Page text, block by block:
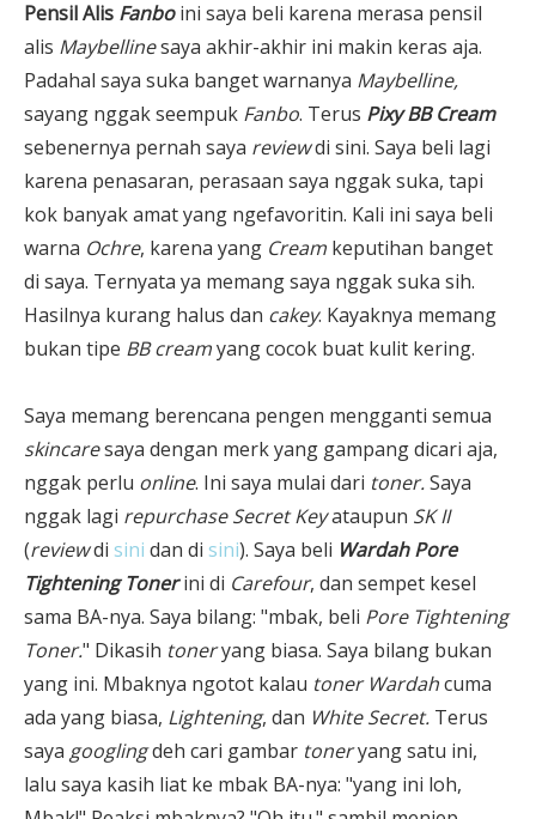
Pensil Alis Fanboini saya beli karena merasa pensil
alis Maybellinesaya akhir-akhir ini makin keras aja.
Padahal saya suka banget warnanya Maybelline,
sayang nggak seempuk Fanbo. Terus Pixy BB Cream
sebenernya pernah saya reviewdi sini. Saya beli lagi
karena penasaran, perasaan saya nggak suka, tapi
kok banyak amat yang ngefavoritin. Kali ini saya beli
warna Ochre, karena yang Cream keputihan banget
di saya. Ternyata ya memang saya nggak suka sih.
Hasilnya kurang halus dan cakey. Kayaknya memang
bukan tipe BB creamyang cocok buat kulit kering.
Saya memang berencana pengen mengganti semua
skincaresaya dengan merk yang gampang dicari aja,
nggak perlu online. Ini saya mulai dari toner.Saya
nggak lagi repurchase Secret Keyataupun SK II
(reviewdi sini dan di sini). Saya beli Wardah Pore
Tightening Tonerini di Carefour, dan sempet kesel
sama BA-nya. Saya bilang: "mbak, beli Pore Tightening
Toner." Dikasih toneryang biasa. Saya bilang bukan
yang ini. Mbaknya ngotot kalau toner Wardahcuma
ada yang biasa, Lightening, dan White Secret. Terus
saya googlingdeh cari gambar toneryang satu ini,
lalu saya kasih liat ke mbak BA-nya: "yang ini loh,